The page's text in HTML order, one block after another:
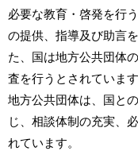
必要な教育・啓発を行
の提供、指導及び助言
た、国は地方公共団体
査を行うとされています
地方公共団体は、国と
じ、相談体制の充実、
れています。